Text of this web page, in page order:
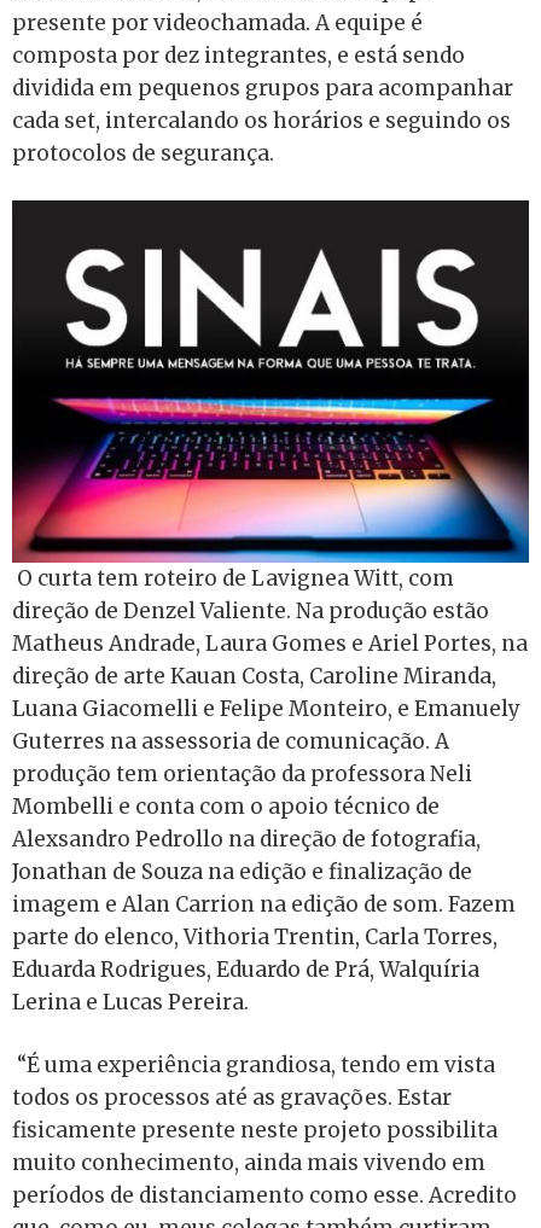
presente por videochamada. A equipe é
composta por dez integrantes, e está sendo
dividida em pequenos grupos para acompanhar
cada set, intercalando os horários e seguindo os
protocolos de segurança.
O curta tem roteiro de Lavignea Witt, com
direção de Denzel Valiente. Na produção estão
Matheus Andrade, Laura Gomes e Ariel Portes, na
direção de arte Kauan Costa, Caroline Miranda,
Luana Giacomelli e Felipe Monteiro, e Emanuely
Guterres na assessoria de comunicação. A
produção tem orientação da professora Neli
Mombelli e conta com o apoio técnico de
Alexsandro Pedrollo na direção de fotografia,
Jonathan de Souza na edição e finalização de
imagem e Alan Carrion na edição de som. Fazem
parte do elenco, Vithoria Trentin, Carla Torres,
Eduarda Rodrigues, Eduardo de Prá, Walquíria
Lerina e Lucas Pereira.
“É uma experiência grandiosa, tendo em vista
todos os processos até as gravações. Estar
fisicamente presente neste projeto possibilita
muito conhecimento, ainda mais vivendo em
períodos de distanciamento como esse. Acredito